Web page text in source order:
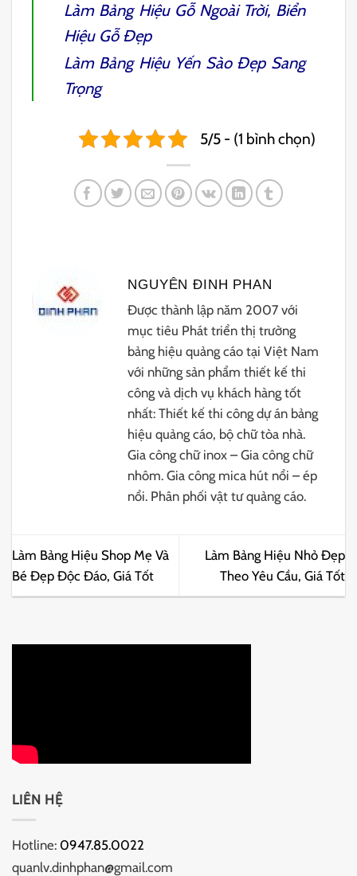
Làm Bảng Hiệu GỗNgoài Trời, Biển
Hiệu Gỗ Đẹp
Làm Bảng Hiệu Yến SàoĐẹp Sang
Trọng
5/5 - (1 bình chọn)
NGUYÊN ĐINH PHAN
Được thành lập năm 2007 với
mục tiêu Phát triển thị trường
bảng hiệu quảng cáo tại Việt Nam
với những sản phẩm thiết kế thi
công và dịch vụ khách hàng tốt
nhất: Thiết kế thi công dự án bảng
hiệu quảng cáo, bộ chữ tòa nhà.
Gia công chữ inox – Gia công chữ
nhôm. Gia công mica hút nổi – ép
nổi. Phân phối vật tư quảng cáo.
Làm Bảng Hiệu Shop Mẹ Và
Bé Đẹp Độc Đáo, Giá Tốt
Làm Bảng Hiệu Nhỏ Đẹp
Theo Yêu Cầu, Giá Tốt
LIÊN HỆ
Hotline: 0947.85.0022
quanlv.dinhphan@gmail.com